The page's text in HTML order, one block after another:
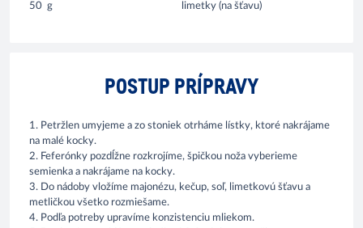
50 g limetky (na šťavu)
POSTUP PRÍPRAVY
1. Petržlen umyjeme a zo stoniek otrháme lístky, ktoré nakrájame
na malé kocky.
2. Feferónky pozdĺžne rozkrojíme, špičkou noža vyberieme
semienka a nakrájame na kocky.
3. Do nádoby vložíme majonézu, kečup, soľ, limetkovú šťavu a
metličkou všetko rozmiešame.
4. Podľa potreby upravíme konzistenciu mliekom.